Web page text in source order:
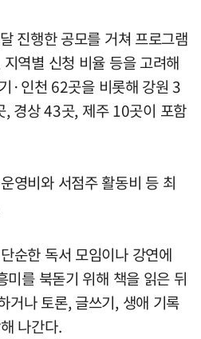
진행한 공모를 거쳐 프로그램
역별 신청 비율 등을 고려해
·인천 62곳을 비롯해 강원 3
경상 43곳, 제주 10곳이 포함
영비와 서점주 활동비 등 최
순한 독서 모임이나 강연에
미를 북돋기 위해 책을 읽은 뒤
거나 토론, 글쓰기, 생애 기록
나간다.